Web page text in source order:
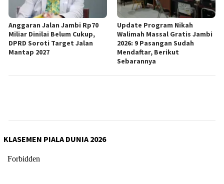
Anggaran Jalan Jambi Rp70
Miliar Dinilai Belum Cukup,
DPRD Soroti Target Jalan
Mantap 2027
Update Program Nikah
Walimah Massal Gratis Jambi
2026: 9 Pasangan Sudah
Mendaftar, Berikut
Sebarannya
KLASEMEN PIALA DUNIA 2026